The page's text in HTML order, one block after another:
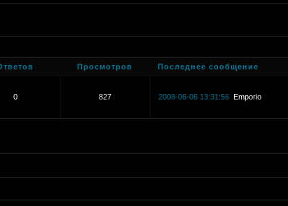
Просмотров Последнее сообщение
0
827 2008-06-06 13:31:56 Emporio